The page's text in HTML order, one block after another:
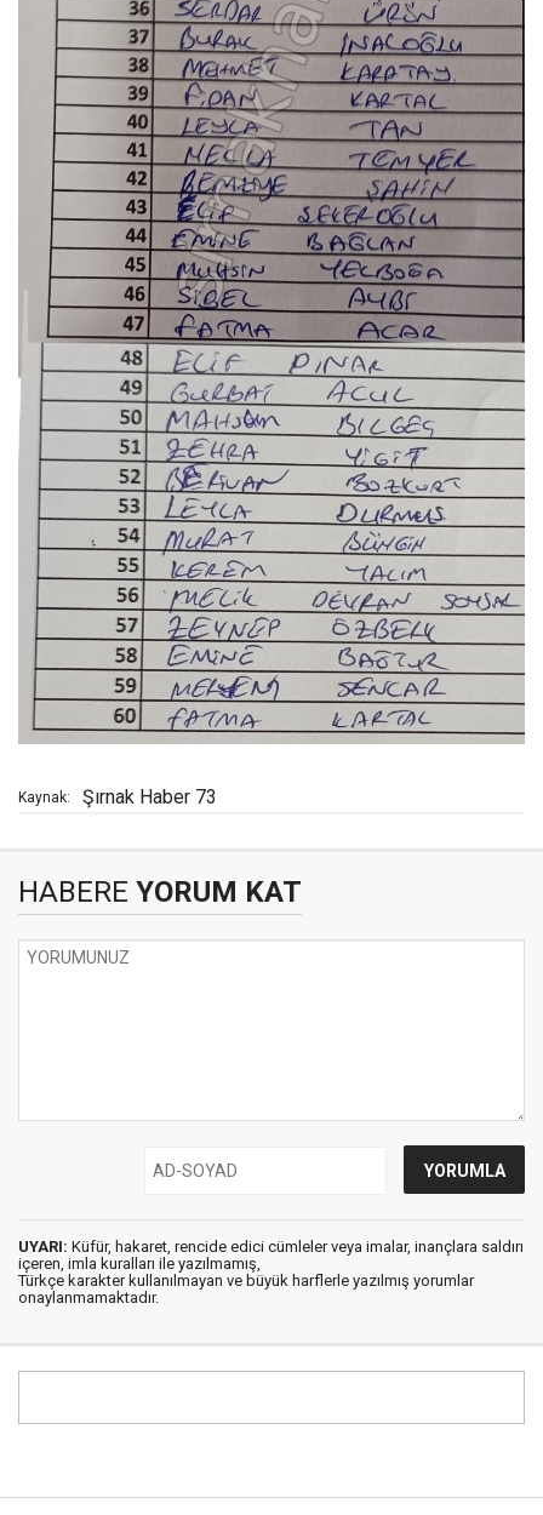
Kaynak: Şırnak Haber 73
HABERE YORUM KAT
UYARI: Küfür, hakaret, rencide edici cümleler veya imalar, inançlara saldırı
içeren, imla kuralları ile yazılmamış,
Türkçe karakter kullanılmayan ve büyük harflerle yazılmış yorumlar
onaylanmamaktadır.